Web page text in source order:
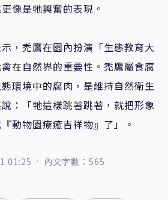
像是牠興奮的表現。
，禿鷹在園內扮演「生態教育大
在自然界的重要性。禿鷹屬食腐
環境中的腐肉，是維持自然衛生
：「牠這樣跳著跳著，就把形象
動物園療癒吉祥物』了」。
01:25 內文字數：565